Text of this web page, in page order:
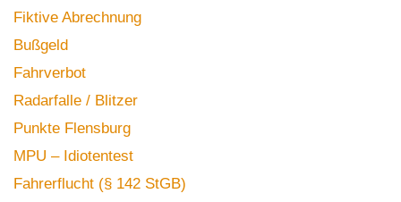
Fiktive Abrechnung
Bußgeld
Fahrverbot
Radarfalle / Blitzer
Punkte Flensburg
MPU – Idiotentest
Fahrerflucht (§ 142 StGB)